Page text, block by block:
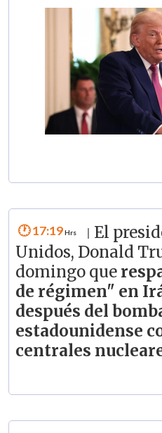
17:19
El
Unidos, Donald
domingo que
de régimen" en
después del
estadounidense
centrales